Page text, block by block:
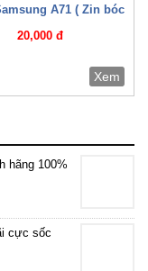
A71 ( Zin bóc
20,000 đ
Xem
hãng 100%
cực sốc